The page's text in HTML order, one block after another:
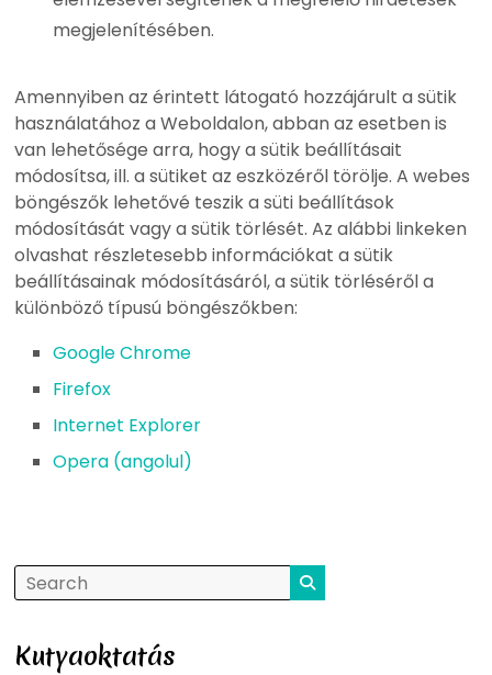
megjelenítésében.
Amennyiben az érintett látogató hozzájárult a sütik
használatához a Weboldalon, abban az esetben is
van lehetősége arra, hogy a sütik beállításait
módosítsa, ill. a sütiket az eszközéről törölje. A webes
böngészők lehetővé teszik a süti beállítások
módosítását vagy a sütik törlését. Az alábbi linkeken
olvashat részletesebb információkat a sütik
beállításainak módosításáról, a sütik törléséről a
különböző típusú böngészőkben:
Google Chrome
Firefox
Internet Explorer
Opera (angolul)
Kutyaoktatás